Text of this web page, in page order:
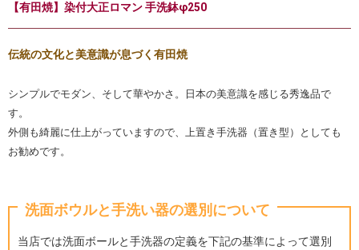
【有田焼】染付大正ロマン 手洗鉢φ250
伝統の文化と美意識が息づく有田焼
シンプルでモダン、そして華やかさ。日本の美意識を感じる秀逸品で
す。
外側も綺麗に仕上がっていますので、上置き手洗器（置き型）としても
お勧めです。
洗面ボウルと手洗い器の選別について
当店では洗面ボールと手洗器の定義を下記の基準によって選別